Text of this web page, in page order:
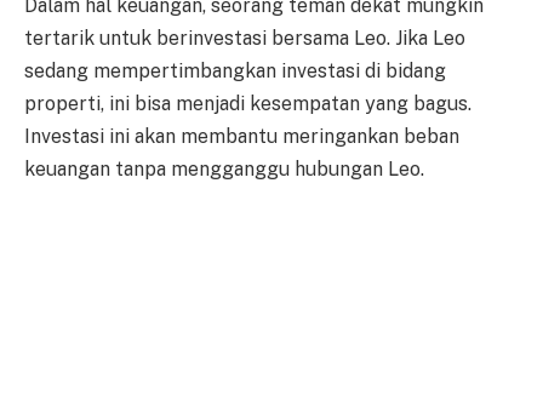
Dalam hal keuangan, seorang teman dekat mungkin
tertarik untuk berinvestasi bersama Leo. Jika Leo
sedang mempertimbangkan investasi di bidang
properti, ini bisa menjadi kesempatan yang bagus.
Investasi ini akan membantu meringankan beban
keuangan tanpa mengganggu hubungan Leo.